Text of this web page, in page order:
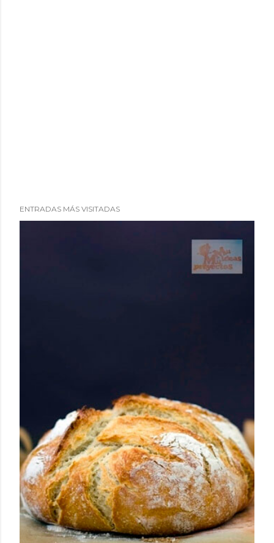
ENTRADAS MÁS VISITADAS